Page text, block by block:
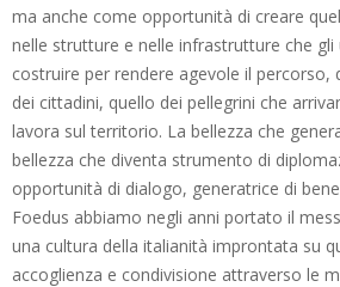
ma anche come opportunità di creare
nelle strutture e nelle infrastrutture che
costruire per rendere agevole il percorso,
dei cittadini, quello dei pellegrini che
lavora sul territorio. La bellezza che
bellezza che diventa strumento di
opportunità di dialogo, generatrice di
Foedus abbiamo negli anni portato il
una cultura della italianità improntata su
accoglienza e condivisione attraverso le